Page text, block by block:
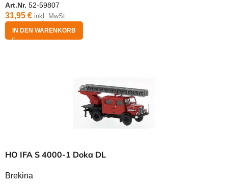
Art.Nr. 52-59807
31,95 € inkl. MwSt.
IN DEN WARENKORB
HO IFA S 4000-1 Doka DL
Brekina